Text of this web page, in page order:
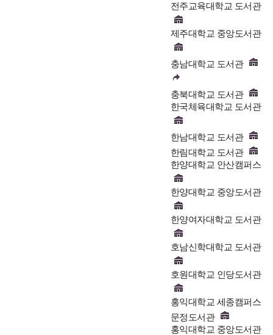
전주교육대학교 도서관
제주대학교 중앙도서관
충남대학교 도서관
충북대학교 도서관
한국체육대학교 도서관
한남대학교 도서관
한림대학교 도서관
한양대학교 안산캠퍼스
한양대학교 중앙도서관
한양여자대학교 도서관
호남신학대학교 도서관
호원대학교 인당도서관
홍익대학교 세종캠퍼스
문정도서관
홍익대학교 중앙도서관